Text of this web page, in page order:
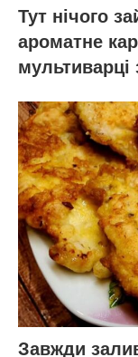
Тут нічого
ароматне
мультиварці
Завжди